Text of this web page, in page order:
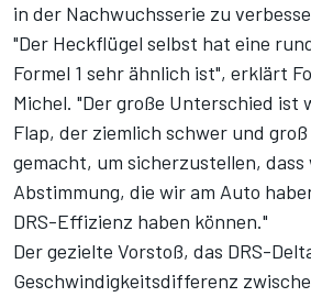
in der Nachwuchsserie zu
"Der Heckflügel selbst hat eine
Formel 1 sehr ähnlich ist", erklärt
Michel. "Der große Unterschied ist
Flap, der ziemlich schwer und
gemacht, um sicherzustellen,
Abstimmung, die wir am Auto
DRS-Effizienz haben können."
Der gezielte Vorstoß, das DRS-
Geschwindigkeitsdifferenz